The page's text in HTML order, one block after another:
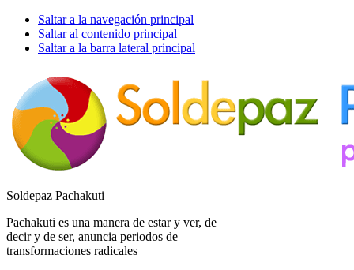
Saltar a la navegación principal
Saltar al contenido principal
Saltar a la barra lateral principal
Soldepaz Pachakuti
Pachakuti es una manera de estar y ver, de
decir y de ser, anuncia periodos de
transformaciones radicales